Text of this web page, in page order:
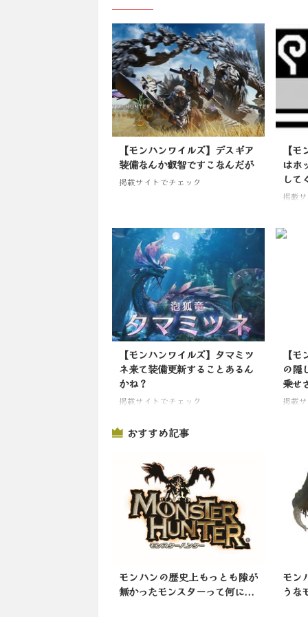
【モンハンワイルズ】デスギア
装備なんか叡智ですこなんだが
掲載サイトでチェック
【
はホ
して
掲載
【モンハンワイルズ】タマミツ
ネ来て装備更新することあるん
かね？
掲載サイトでチェック
【
の隠
乗せ
掲載
おすすめ記事
モンハンでみんなが忘れていそ
うなモンスターといえば
今日
わ〜